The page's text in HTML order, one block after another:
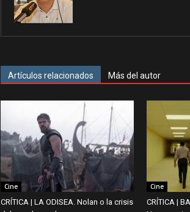
Artículos relacionados Más del autor
Cine
CRÍTICA | LA ODISEA. Nolan o la crisis
Cine
CRÍTICA |